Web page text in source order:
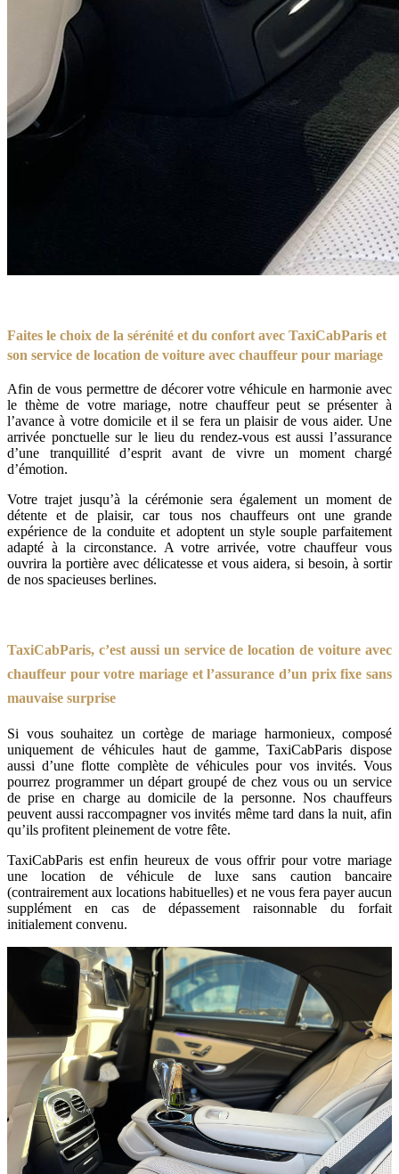
Faites le choix de la sérénité et du confort avec TaxiCabParis et
son service de location de voiture avec chauffeur pour mariage
Afin de vous permettre de décorer votre véhicule en harmonie avec
le thème de votre mariage, notre chauffeur peut se présenter à
l’avance à votre domicile et il se fera un plaisir de vous aider. Une
arrivée ponctuelle sur le lieu du rendez-vous est aussi l’assurance
d’une tranquillité d’esprit avant de vivre un moment chargé
d’émotion.
Votre trajet jusqu’à la cérémonie sera également un moment de
détente et de plaisir, car tous nos chauffeurs ont une grande
expérience de la conduite et adoptent un style souple parfaitement
adapté à la circonstance. A votre arrivée, votre chauffeur vous
ouvrira la portière avec délicatesse et vous aidera, si besoin, à sortir
de nos spacieuses berlines.
TaxiCabParis, c’est aussi un service de location de voiture avec
chauffeur pour votre mariage et l’assurance d’un prix fixe sans
mauvaise surprise
Si vous souhaitez un cortège de mariage harmonieux, composé
uniquement de véhicules haut de gamme, TaxiCabParis dispose
aussi d’une flotte complète de véhicules pour vos invités. Vous
pourrez programmer un départ groupé de chez vous ou un service
de prise en charge au domicile de la personne. Nos chauffeurs
peuvent aussi raccompagner vos invités même tard dans la nuit, afin
qu’ils profitent pleinement de votre fête.
TaxiCabParis est enfin heureux de vous offrir pour votre mariage
une location de véhicule de luxe sans caution bancaire
(contrairement aux locations habituelles) et ne vous fera payer aucun
supplément en cas de dépassement raisonnable du forfait
initialement convenu.